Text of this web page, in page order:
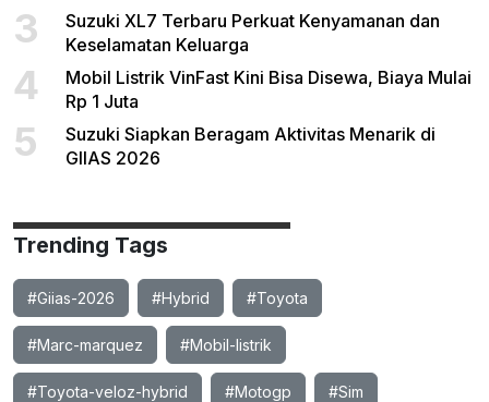
3
Suzuki XL7 Terbaru Perkuat Kenyamanan dan
Keselamatan Keluarga
4
Mobil Listrik VinFast Kini Bisa Disewa, Biaya Mulai
Rp 1 Juta
5
Suzuki Siapkan Beragam Aktivitas Menarik di
GIIAS 2026
Trending Tags
#Giias-2026 #Hybrid #Toyota
#Marc-marquez #Mobil-listrik
#Toyota-veloz-hybrid #Motogp #Sim